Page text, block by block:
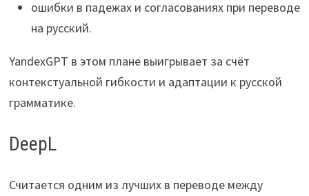
ошибки в падежах и согласованиях при переводе
на русский.
YandexGPT в этом плане выигрывает за счёт
контекстуальной гибкости и адаптации к русской
грамматике.
DeepL
Считается одним из лучших в переводе между